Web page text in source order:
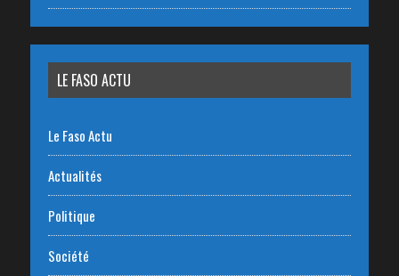
LE FASO ACTU
Le Faso Actu
Actualités
Politique
Société